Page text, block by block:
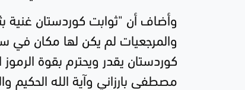
وأضاف أن "ثوابت كوردستان غنية
والمرجعيات لم يكن لها مكان
كوردستان يقدر ويحترم بقوة الرموز
مصطفى بارزاني وآية الله الحكيم